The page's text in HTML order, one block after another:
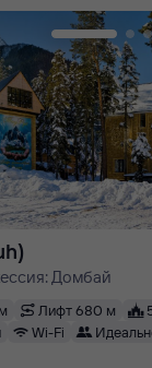
Домбай
Лифт 680 м
Wi-Fi